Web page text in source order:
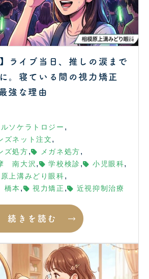
ライブ当日、推しの涙まで
。寝ている間の視力矯正
強な理由
ソケラトロジー ,
ズネット注文 ,
ズ処方 , メガネ処方 ,
南大沢 , 学校検診 , 小児眼科,
上溝みどり眼科 ,
橋本 , 視力矯正 , 近視抑制治療
続きを読む